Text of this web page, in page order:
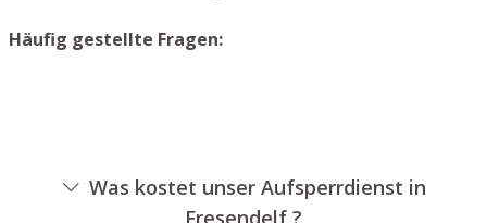
Häufig gestellte Fragen:
Was kostet unser Aufsperrdienst in
Fresendelf ?